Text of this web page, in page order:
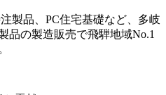
製品、PC住宅基礎など、多岐
品の製造販売で飛騨地域No.1